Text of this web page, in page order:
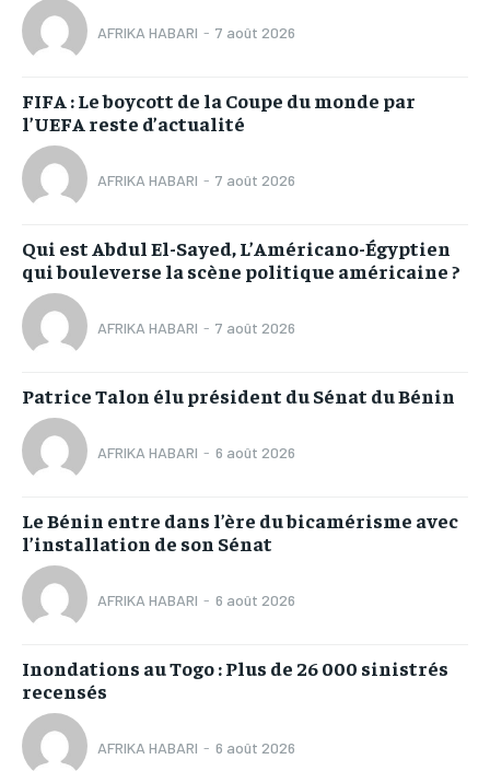
AFRIKA HABARI - 7 août 2026
FIFA : Le boycott de la Coupe du monde par
l’UEFA reste d’actualité
AFRIKA HABARI - 7 août 2026
Qui est Abdul El-Sayed, L’Américano-Égyptien
qui bouleverse la scène politique américaine ?
AFRIKA HABARI - 7 août 2026
Patrice Talon élu président du Sénat du Bénin
AFRIKA HABARI - 6 août 2026
Le Bénin entre dans l’ère du bicamérisme avec
l’installation de son Sénat
AFRIKA HABARI - 6 août 2026
Inondations au Togo : Plus de 26 000 sinistrés
recensés
AFRIKA HABARI - 6 août 2026